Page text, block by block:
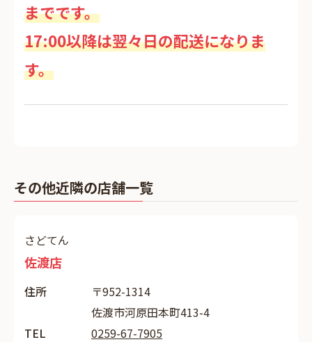
までです。
17:00以降は翌々日の配送になりま
す。
その他近隣の店舗一覧
さどてん
佐渡店
住所
〒952-1314
佐渡市河原田本町413-4
TEL
0259-67-7905